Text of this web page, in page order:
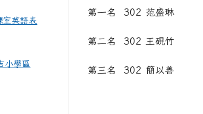
室英語表
小學區
第一名 302 范盛琳
第二名 302 王硯竹
第三名 302 簡以善